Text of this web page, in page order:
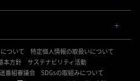
ついて
特定個人情報の取扱いについて
本方針
サステナビリティ活動
番組審議会
SDGsの取組みについて